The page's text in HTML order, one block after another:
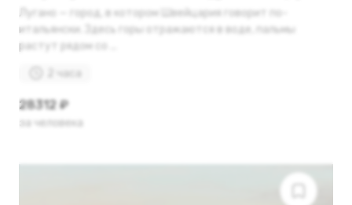
Лугано — город, в котором Швейцария говорит по-
итальянски. Здесь горы отражаются в воде, пальмы
растут рядом со ...
2 часа
28312 ₽
за человека